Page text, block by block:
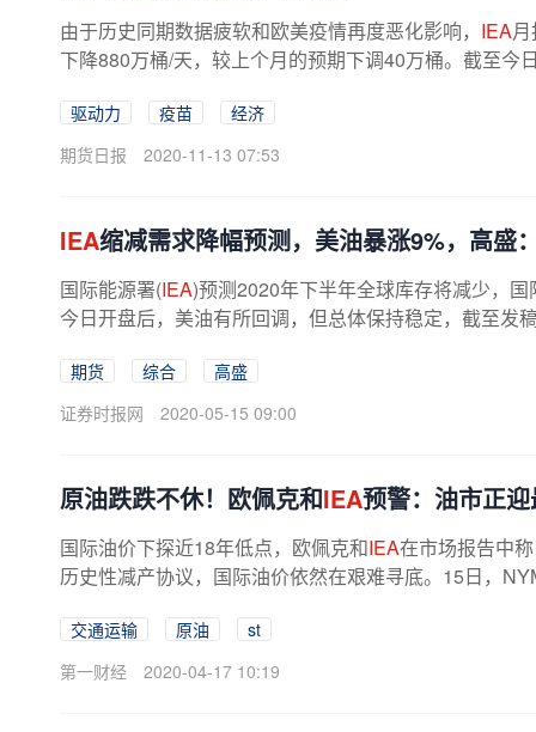
由于历史同期数据疲软和欧美疫情再度恶化影响， IEA
下降880万桶/天，较上个月的预期下调40万桶。截至
驱动力 疫苗
经济
期货日报
2020-11-13 07:53
IEA缩减需求降幅预测，美油暴涨9%，高盛
国际能源署(IEA)预测2020年下半年全球库存将减少，
今日开盘后，美油有所回调，但总体保持稳定，截至发
期货 综合
高盛
证券时报网
2020-05-15 09:00
原油跌跌不休！欧佩克和IEA预警：油市正
国际油价下探近18年低点，欧佩克和IEA在市场报告中
历史性减产协议，国际油价依然在艰难寻底。15日，
交通运输 原油
st
第一财经
2020-04-17 10:19